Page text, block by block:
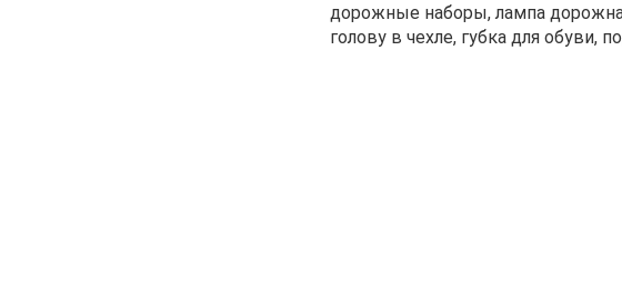
дорожные наборы, лампа
голову в чехле, губка для обуви,